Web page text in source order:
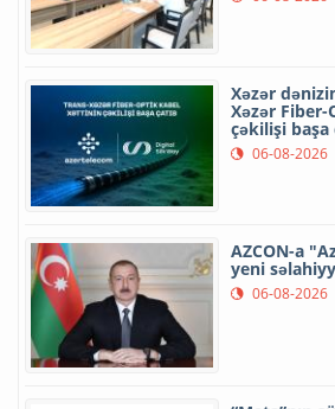
Xəzər
Xəzər
çəkilişi başa
06-08-2026
AZCON-a
yeni
06-08-2026